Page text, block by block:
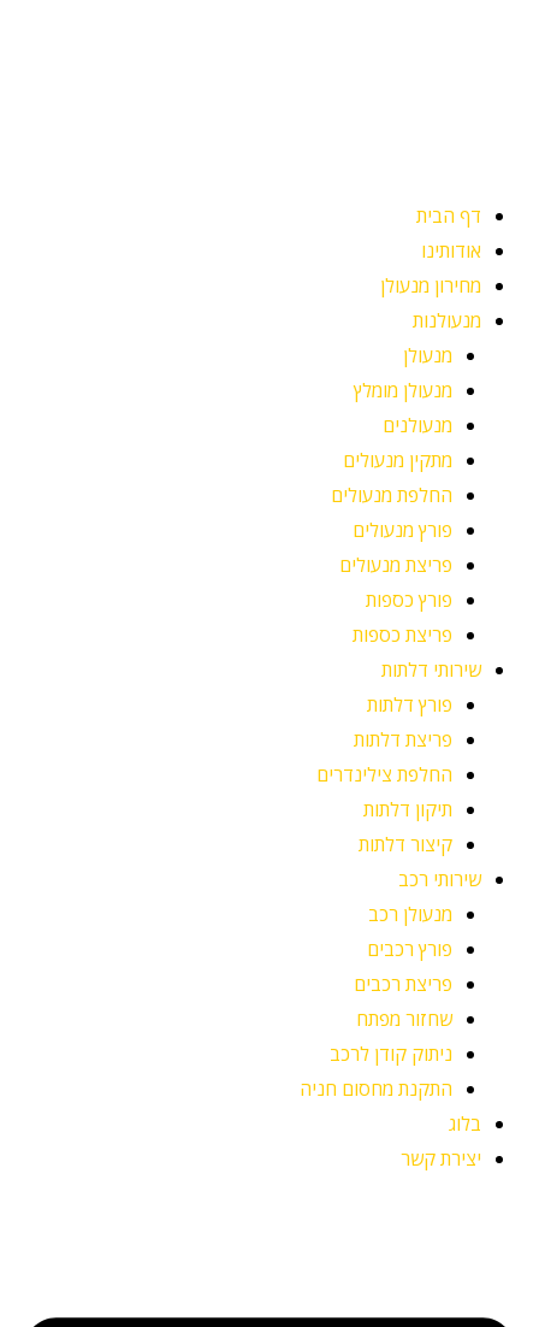
דף הבית
אודותינו
מחירון מנעולן
מנעולנות
מנעולן
מנעולן מומלץ
מנעולנים
מתקין מנעולים
החלפת מנעולים
פורץ מנעולים
פריצת מנעולים
פורץ כספות
פריצת כספות
שירותי דלתות
פורץ דלתות
פריצת דלתות
החלפת צילינדרים
תיקון דלתות
קיצור דלתות
שירותי רכב
מנעולן רכב
פורץ רכבים
פריצת רכבים
שחזור מפתח
ניתוק קודן לרכב
התקנת מחסום חניה
בלוג
יצירת קשר